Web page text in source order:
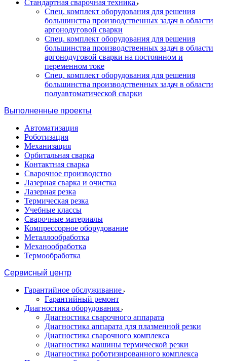
Стандартная сварочная техника
Спец. комплект оборудования для решения
большинства производственных задач в области
аргонодуговой сварки
Спец. комплект оборудования для решения
большинства производственных задач в области
аргонодуговой сварки на постоянном и
переменном токе
Спец. комплект оборудования для решения
большинства производственных задач в области
полуавтоматической сварки
Выполненные проекты
Автоматизация
Роботизация
Механизация
Орбитальная сварка
Контактная сварка
Сварочное производство
Лазерная сварка и очистка
Лазерная резка
Термическая резка
Учебные классы
Сварочные материалы
Компрессорное оборудование
Металлообработка
Механообработка
Термообработка
Сервисный центр
Гарантийное обслуживание
Гарантийный ремонт
Диагностика оборудования
Диагностика сварочного аппарата
Диагностика аппарата для плазменной резки
Диагностика сварочного комплекса
Диагностика машины термической резки
Диагностика роботизированного комплекса